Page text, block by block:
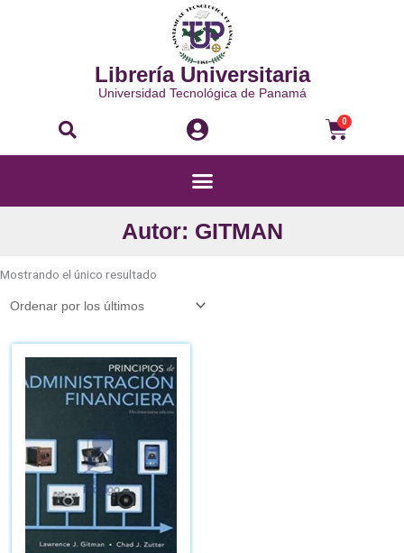
Librería Universitaria
Universidad Tecnológica de Panamá
Buscar 0
Menú
Autor: GITMAN
Mostrando el único resultado